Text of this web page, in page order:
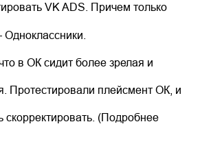
VK ADS. Причем только
в ОК сидит более зрелая и
Протестировали плейсмент ОК, и
скорректировать. (Подробнее